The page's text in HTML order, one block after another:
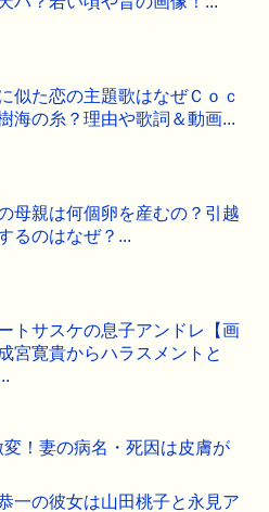
似た恋の主題歌はなぜＣｏｃ
海の糸？理由や歌詞＆動画...
母親は何個卵を産むの？引越
るのはなぜ？...
トサスケの息子アンドレ【画
宮寛貴からハラスメントと
！妻の病名・死因は皮膚が
一の彼女は山田桃子と永見ア